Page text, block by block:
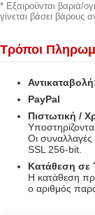
* Εξαιρούνται βαριά/
γίνεται βάσει βάρους
Τρόποι
PayPal
Πιστωτική /
Οι
SSL 256-bit.
Κατάθεση σε
Η κατάθεση
ο αριθμός